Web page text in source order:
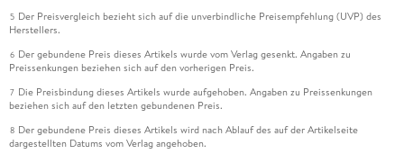
5 Der Preisvergleich bezieht sich auf die unverbindliche Preisempfehlung (UVP) des
Herstellers.
6 Der gebundene Preis dieses Artikels wurde vom Verlag gesenkt. Angaben zu
Preissenkungen beziehen sich auf den vorherigen Preis.
7 Die Preisbindung dieses Artikels wurde aufgehoben. Angaben zu Preissenkungen
beziehen sich auf den letzten gebundenen Preis.
8 Der gebundene Preis dieses Artikels wird nach Ablauf des auf der Artikelseite
dargestellten Datums vom Verlag angehoben.